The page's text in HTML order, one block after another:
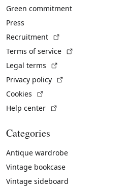
Green commitment
Press
Recruitment
Terms of service
Legal terms
Privacy policy
Cookies
Help center
Categories
Antique wardrobe
Vintage bookcase
Vintage sideboard